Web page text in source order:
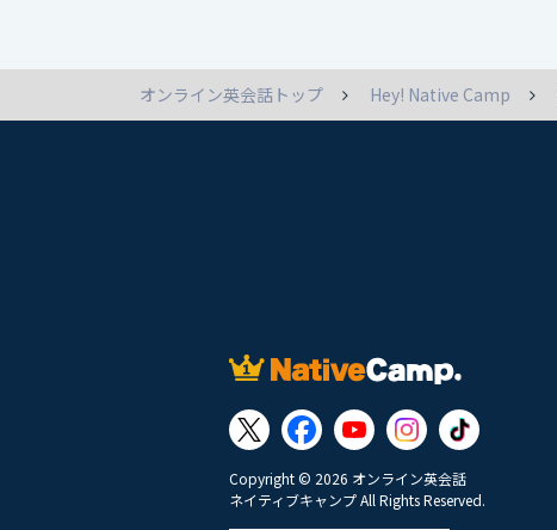
オンライン英会話トップ Hey! Native Camp
Copyright © 2026 オンライン英会話
ネイティブキャンプ All Rights Reserved.